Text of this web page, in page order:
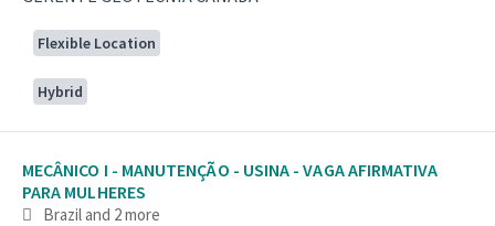
Flexible Location
Hybrid
MECÂNICO I - MANUTENÇÃO - USINA - VAGA AFIRMATIVA
PARA MULHERES
Braziland 2 more